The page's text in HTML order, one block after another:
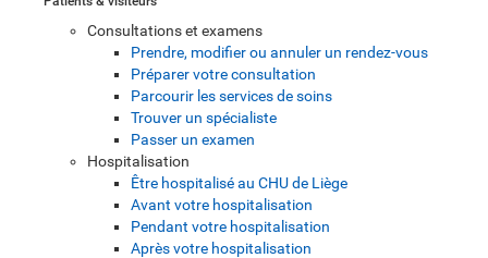
Consultations et examens
Prendre, modifier ou annuler un rendez-vous
Préparer votre consultation
Parcourir les services de soins
Trouver un spécialiste
Passer un examen
Hospitalisation
Être hospitalisé au CHU de Liège
Avant votre hospitalisation
Pendant votre hospitalisation
Après votre hospitalisation